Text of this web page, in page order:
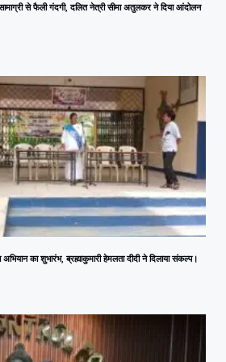
से फैली गंदगी, दलित नेत्री सीमा अतुलकर ने दिया आंदोलन
का शुभारंभ, ब्रह्माकुमारी हेमलता दीदी ने दिलाया संकल्प।